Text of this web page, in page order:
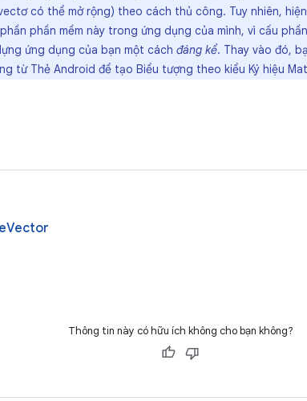
có thể mở rộng) theo cách thủ công. Tuy nhiên,
phần mềm này trong ứng dụng của mình, vì cấu
ứng dụng của bạn một cách đáng kể. Thay vào đó,
từ Thẻ Android để tạo Biểu tượng theo kiểu Ký hiệu
Thông tin này có hữu ích không cho bạn không?